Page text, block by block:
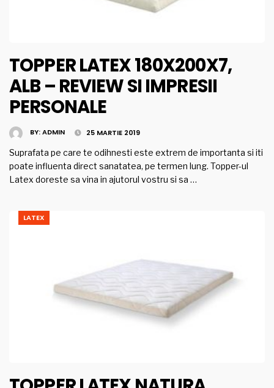
TOPPER LATEX 180X200X7,
ALB – REVIEW SI IMPRESII
PERSONALE
BY:ADMIN 25 MARTIE 2019
Suprafata pe care te odihnesti este extrem de importanta si iti
poate influenta direct sanatatea, pe termen lung. Topper-ul
Latex doreste sa vina in ajutorul vostru si sa …
LATEX